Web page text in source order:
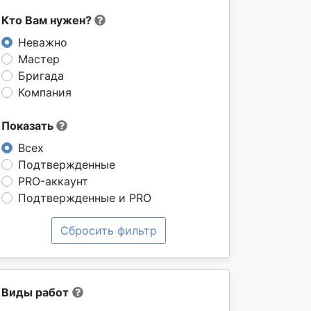
Кто Вам нужен?
Неважно
Мастер
Бригада
Компания
Показать
Всех
Подтвержденные
PRO-аккаунт
Подтвержденные и PRO
Сбросить фильтр
Виды работ